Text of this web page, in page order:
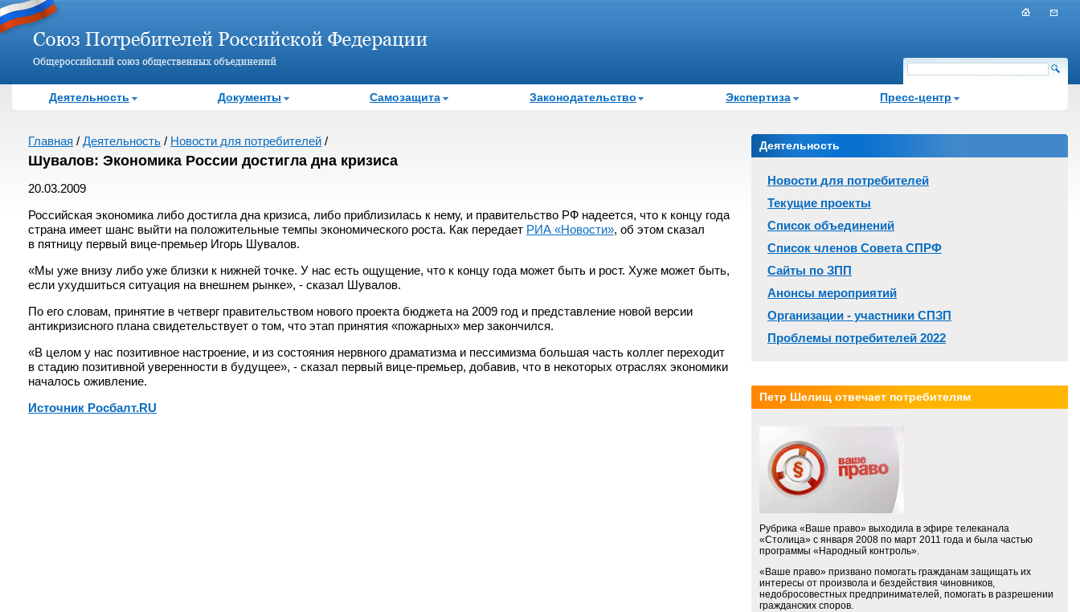
Деятельность Документы Самозащита Законодательство Экспертиза Пресс-центр
Главная / Деятельность / Новости для потребителей /
Шувалов: Экономика России достигла дна кризиса
20.03.2009
Российская экономика либо достигла дна кризиса, либо приблизилась к нему, и правительство РФ надеется, что к концу года
страна имеет шанс выйти на положительные темпы экономического роста. Как передает РИА «Новости», об этом сказал
в пятницу первый вице-премьер Игорь Шувалов.
«Мы уже внизу либо уже близки к нижней точке. У нас есть ощущение, что к концу года может быть и рост. Хуже может быть,
если ухудшиться ситуация на внешнем рынке», - сказал Шувалов.
По его словам, принятие в четверг правительством нового проекта бюджета на 2009 год и представление новой версии
антикризисного плана свидетельствует о том, что этап принятия «пожарных» мер закончился.
«В целом у нас позитивное настроение, и из состояния нервного драматизма и пессимизма большая часть коллег переходит
в стадию позитивной уверенности в будущее», - сказал первый вице-премьер, добавив, что в некоторых отраслях экономики
началось оживление.
Источник Росбалт.RU
Деятельность
Новости для потребителей
Текущие проекты
Список объединений
Список членов Совета СПРФ
Сайты по ЗПП
Анонсы мероприятий
Организации - участники СПЗП
Проблемы потребителей 2022
Петр Шелищ отвечает потребителям
Рубрика «Ваше право» выходила в эфире телеканала
«Столица» с января 2008 по март 2011 года и была частью
программы «Народный контроль».
«Ваше право» призвано помогать гражданам защищать их
интересы от произвола и бездействия чиновников,
недобросовестных предпринимателей, помогать в разрешении
гражданских споров.